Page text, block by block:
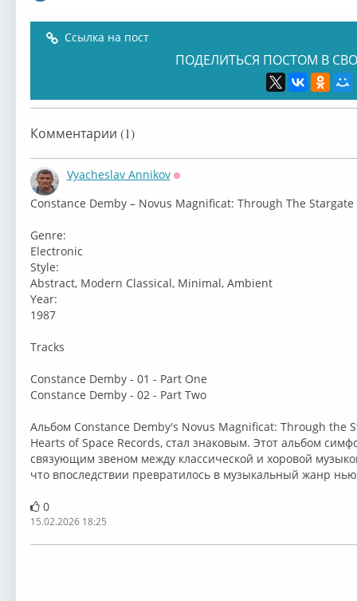
Ссылка на пост
ПОДЕЛИТЬСЯ ПОСТОМ В
Комментарии (1)
Vyacheslav Annikov
⁣Constance Demby – Novus Magnificat: Through The Stargate
Genre:
Electronic
Style:
Abstract, Modern Classical, Minimal, Ambient
Year:
1987
Tracks
Constance Demby - 01 - Part One
Constance Demby - 02 - Part Two
Альбом Constance Demby's Novus Magnificat: Through the
Hearts of Space Records, стал знаковым. Этот альбом
связующим звеном между классической и хоровой
что впоследствии превратилось в музыкальный жанр
0
15.02.2026 18:25